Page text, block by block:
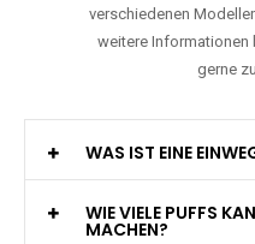
verschiedenen
weitere Informationen
gerne
WAS IST EINE
WIE VIELE PUFFS
MACHEN?